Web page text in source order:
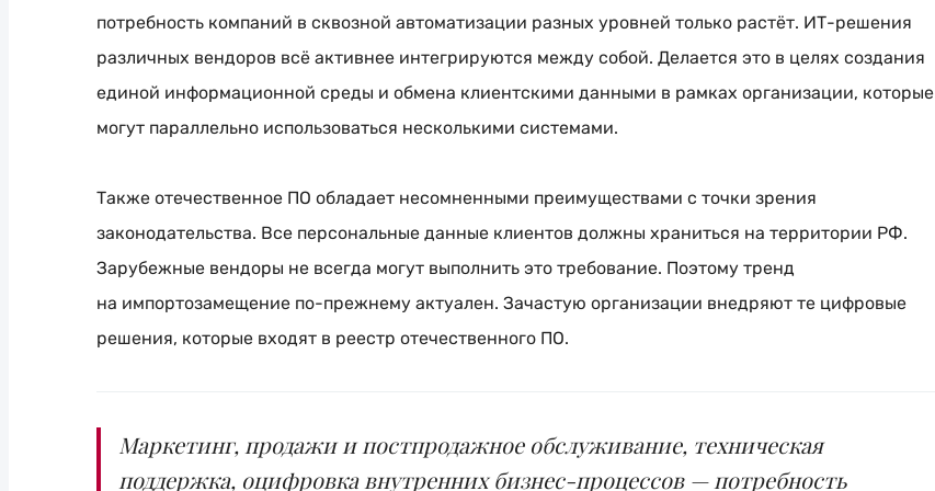
потребность компаний в сквозной автоматизации разных уровней только растёт. ИТ-решения
различных вендоров всё активнее интегрируются между собой. Делается это в целях создания
единой информационной среды и обмена клиентскими данными в рамках организации, которые
могут параллельно использоваться несколькими системами.
Также отечественное ПО обладает несомненными преимуществами с точки зрения
законодательства. Все персональные данные клиентов должны храниться на территории РФ.
Зарубежные вендоры не всегда могут выполнить это требование. Поэтому тренд
на импортозамещение по-прежнему актуален. Зачастую организации внедряют те цифровые
решения, которые входят в реестр отечественного ПО.
Маркетинг, продажи и постпродажное обслуживание, техническая
поддержка, оцифровка внутреннихбизнес-процессов— потребность